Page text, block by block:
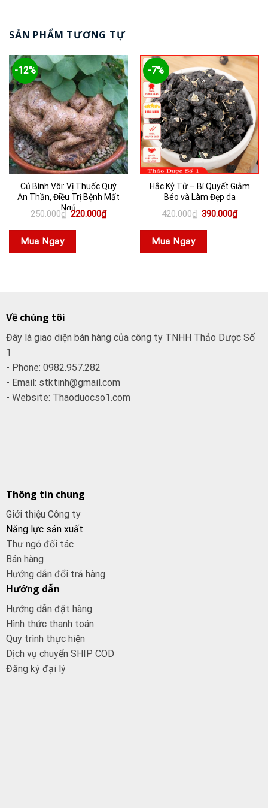
SẢN PHẨM TƯƠNG TỰ
-12%
Củ Bình Vôi: Vị Thuốc Quý
An Thần, Điều Trị Bệnh Mất
Ngủ
250.000₫ Giá
là:
220.000₫Giá
hiện
Mua Ngay
-7%
Hắc Kỷ Tử – Bí Quyết Giảm
Béo và Làm Đẹp da
420.000₫ Giá
là:
390.000₫Giá
hiện
Mua Ngay
Về chúng tôi
Đây là giao diện bán hàng của công ty TNHH Thảo Dược Số
1
- Phone: 0982.957.282
- Email: stktinh@gmail.com
- Website: Thaoduocso1.com
Thông tin chung
Giới thiệu Công ty
Năng lực sản xuất
Thư ngỏ đối tác
Bán hàng
Hướng dẫn đổi trả hàng
Hướng dẫn
Hướng dẫn đặt hàng
Hình thức thanh toán
Quy trình thực hiện
Dịch vụ chuyển SHIP COD
Đăng ký đại lý